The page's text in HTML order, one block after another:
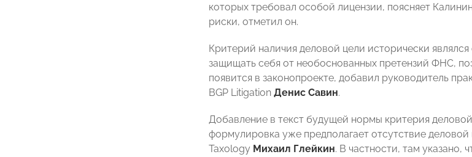
которых требовал особой лицензии, поясняет
риски, отметил он.
Критерий наличия деловой цели исторически
защищать себя от необоснованных претензий ФНС,
появится в законопроекте, добавил руководитель
BGP Litigation Денис Савин.
Добавление в текст будущей нормы критерия
формулировка уже предполагает отсутствие
Taxology Михаил Глейкин. В частности, там указано,